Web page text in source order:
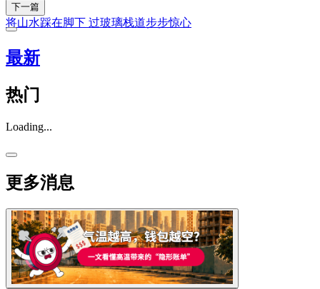
下一篇
将山水踩在脚下 过玻璃栈道步步惊心
最新
热门
Loading...
更多消息